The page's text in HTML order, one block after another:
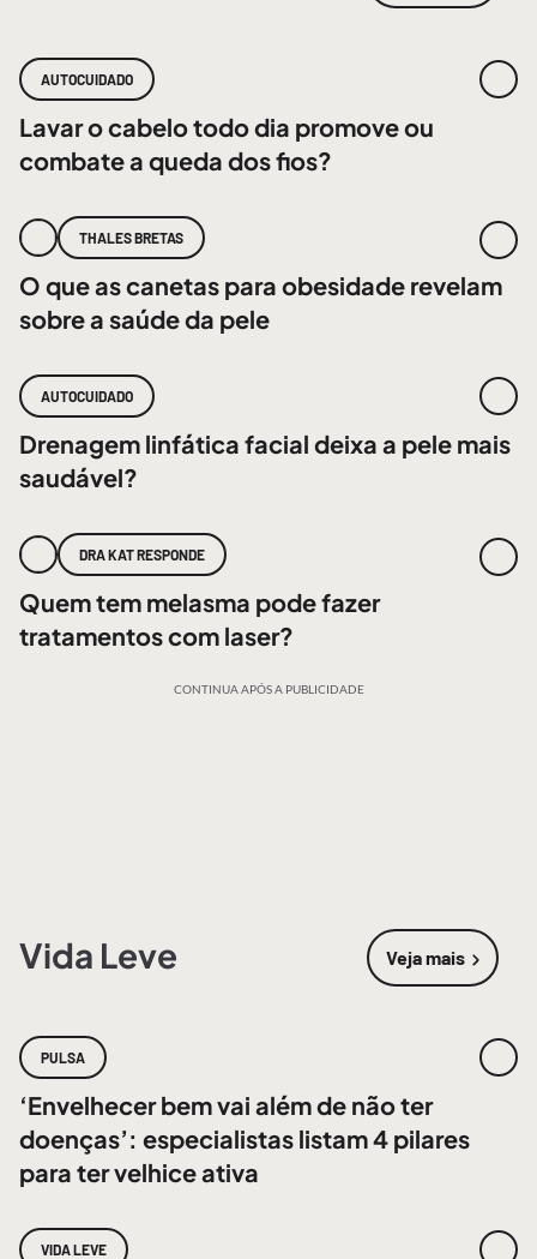
AUTOCUIDADO
Lavar o cabelo todo dia promove ou
combate a queda dos fios?
THALES BRETAS
O que as canetas para obesidade revelam
sobre a saúde da pele
AUTOCUIDADO
Drenagem linfática facial deixa a pele mais
saudável?
DRA KAT RESPONDE
Quem tem melasma pode fazer
tratamentos com laser?
CONTINUA APÓS A PUBLICIDADE
Vida Leve Veja mais
sobre Vida
PULSA
‘Envelhecer bem vai além de não ter
doenças’: especialistas listam 4 pilares
para ter velhice ativa
VIDA LEVE